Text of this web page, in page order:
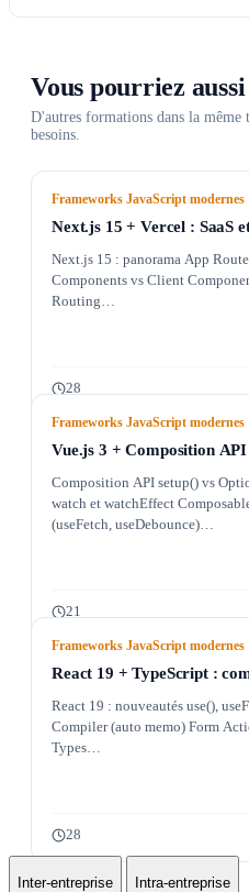
Vous pourriez
D'autres formations dans la même
besoins.
Frameworks JavaScript modernes
Next.js 15 + Vercel : SaaS
Next.js 15 : panorama App
Components vs Client
Routing…
28
Frameworks JavaScript modernes
Vue.js 3 + Composition API
Composition API setup() vs
watch et watchEffect
(useFetch, useDebounce)…
21
Frameworks JavaScript modernes
React 19 + TypeScript :
React 19 : nouveautés use(),
Compiler (auto memo) Form
Types…
28
Inter-entreprise Intra-entreprise